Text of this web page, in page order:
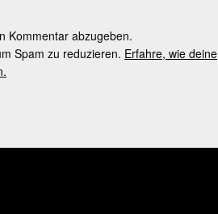
Kommentar abzugeben.
Spam zu reduzieren. Erfahre, wie deine